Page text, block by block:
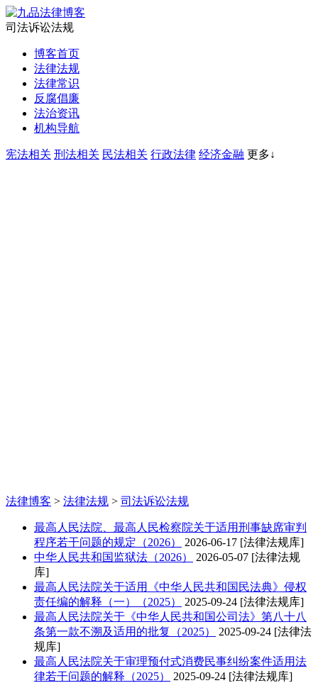
司法诉讼法规
博客首页
法律法规
法律常识
反腐倡廉
法治资讯
机构导航
宪法相关 刑法相关 民法相关 行政法律 经济金融 更多↓
法律博客 > 法律法规 > 司法诉讼法规
最高人民法院、最高人民检察院关于适用刑事缺席审判
程序若干问题的规定（2026）
2026-06-17 [法律法规库]
中华人民共和国监狱法（2026）
2026-05-07 [法律法规
库]
最高人民法院关于适用《中华人民共和国民法典》侵权
责任编的解释（一）（2025）
2025-09-24 [法律法规库]
最高人民法院关于《中华人民共和国公司法》第八十八
条第一款不溯及适用的批复（2025）
2025-09-24 [法律法
规库]
最高人民法院关于审理预付式消费民事纠纷案件适用法
律若干问题的解释（2025）
2025-09-24 [法律法规库]